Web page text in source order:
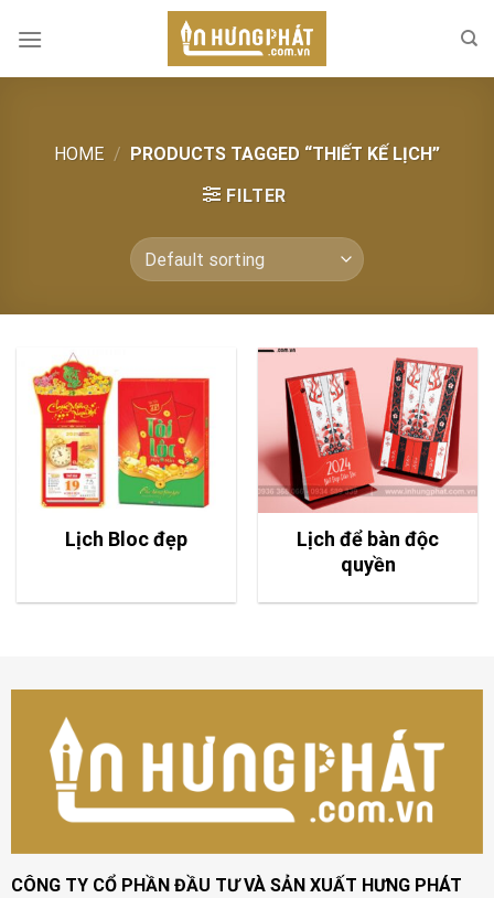
HOME / PRODUCTS TAGGED “THIẾT KẾ LỊCH”
FILTER
Lịch Bloc đẹp
Lịch để bàn độc
quyền
CÔNG TY CỔ PHẦN ĐẦU TƯ VÀ SẢN XUẤT HƯNG PHÁT